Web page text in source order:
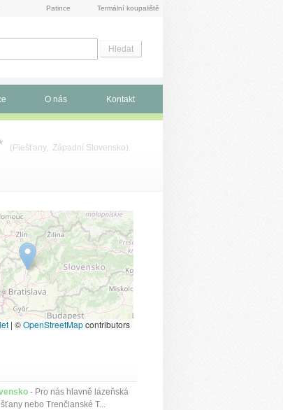
Patince Termální koupaliště
O nás Kontakt
( Piešťany, Západní Slovensko)
| ©OpenStreetMapcontributors
- Pro nás hlavně lázeňská
nebo Trenčianské T...